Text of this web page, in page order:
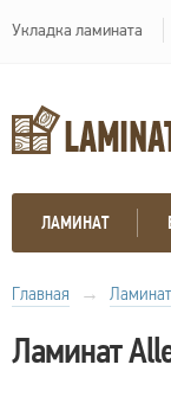
Укладка ламината
ЛАМИНАТ
Главная → Ламинат
Ламинат